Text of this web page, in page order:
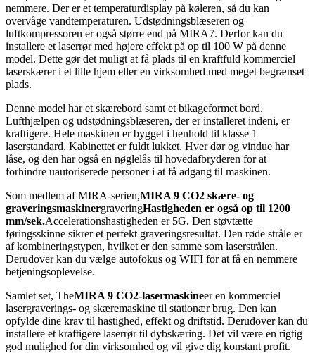
nemmere. Der er et temperaturdisplay på køleren, så du kan
overvåge vandtemperaturen. Udstødningsblæseren og
luftkompressoren er også større end på MIRA7. Derfor kan du
installere et laserrør med højere effekt på op til 100 W på denne
model. Dette gør det muligt at få plads til en kraftfuld kommerciel
laserskærer i et lille hjem eller en virksomhed med meget begrænset
plads.
Denne model har et skærebord samt et bikageformet bord.
Lufthjælpen og udstødningsblæseren, der er installeret indeni, er
kraftigere. Hele maskinen er bygget i henhold til klasse 1
laserstandard. Kabinettet er fuldt lukket. Hver dør og vindue har
låse, og den har også en nøglelås til hovedafbryderen for at
forhindre uautoriserede personer i at få adgang til maskinen.
Som medlem af MIRA-serien,MIRA 9 CO2 skære- og
graveringsmaskinergraveringHastigheden er også op til 1200
mm/sek.Accelerationshastigheden er 5G. Den støvtætte
føringsskinne sikrer et perfekt graveringsresultat. Den røde stråle er
af kombineringstypen, hvilket er den samme som laserstrålen.
Derudover kan du vælge autofokus og WIFI for at få en nemmere
betjeningsoplevelse.
Samlet set, TheMIRA 9 CO2-lasermaskineer en kommerciel
lasergraverings- og skæremaskine til stationær brug. Den kan
opfylde dine krav til hastighed, effekt og driftstid. Derudover kan du
installere et kraftigere laserrør til dybskæring. Det vil være en rigtig
god mulighed for din virksomhed og vil give dig konstant profit.